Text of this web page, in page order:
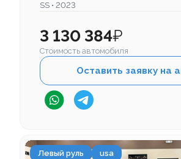
SS • 2023
3 130 384₽
Стоимость автомобиля
Оставить заявку на
Левый руль usa